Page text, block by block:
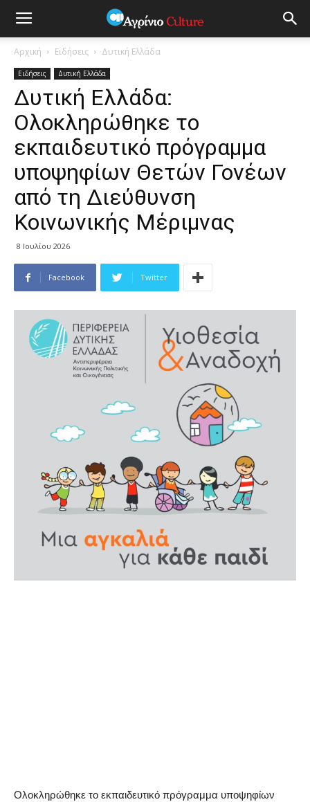
Αρχική Ειδήσεις Δυτική Ελλάδα
Ειδήσεις Δυτική Ελλάδα
Δυτική Ελλάδα:
Ολοκληρώθηκε το
εκπαιδευτικό πρόγραμμα
υποψηφίων Θετών Γονέων
από τη Διεύθυνση
Κοινωνικής Μέριμνας
8 Ιουλίου 2026
Facebook Twitter
Ολοκληρώθηκε το εκπαιδευτικό πρόγραμμα υποψηφίων